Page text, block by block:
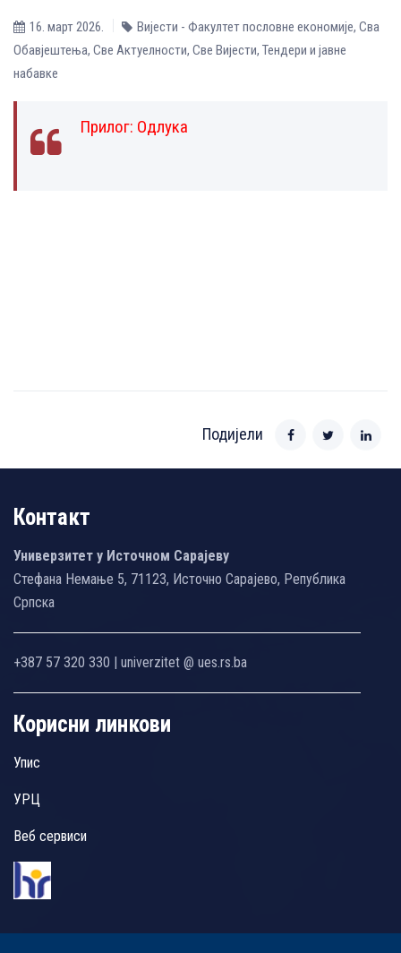
16. март 2026. Вијести - Факултет пословне економије, Сва
Обавјештења, Све Aктуелности, Све Вијести, Тендери и јавне
набавке
Прилог: Одлука
Подијели
Контакт
Универзитет у Источном Сарајеву
Стефана Немање 5, 71123, Источно Сарајево, Република
Српска
+387 57 320 330 | univerzitet @ ues.rs.ba
Корисни линкови
Упис
УРЦ
Веб сервиси